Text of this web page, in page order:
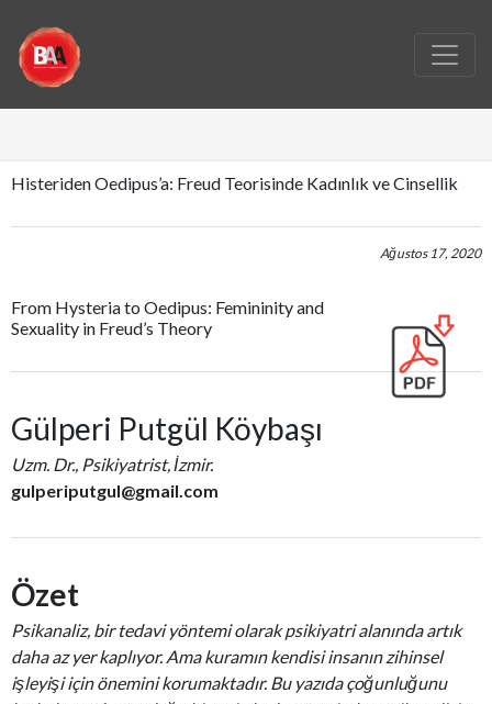
Histeriden Oedipus’a: Freud Teorisinde Kadınlık ve Cinsellik
Ağustos 17, 2020
From Hysteria to Oedipus: Femininity and
Sexuality in Freud’s Theory
Gülperi Putgül Köybaşı
Uzm. Dr., Psikiyatrist, İzmir.
gulperiputgul@gmail.com
Özet
Psikanaliz, bir tedavi yöntemi olarak psikiyatri alanında artık
daha az yer kaplıyor. Ama kuramın kendisi insanın zihinsel
işleyişi için önemini korumaktadır. Bu yazıda çoğunluğunu